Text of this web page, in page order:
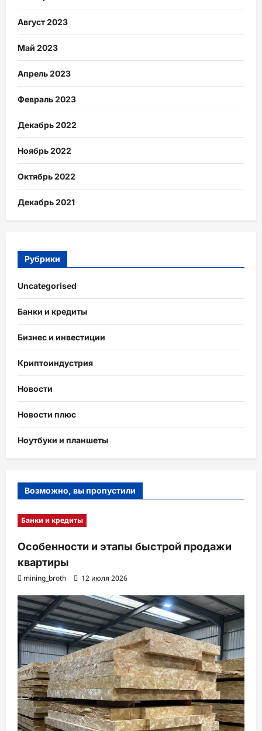
Август 2023
Май 2023
Апрель 2023
Февраль 2023
Декабрь 2022
Ноябрь 2022
Октябрь 2022
Декабрь 2021
Рубрики
Uncategorised
Банки и кредиты
Бизнес и инвестиции
Криптоиндустрия
Новости
Новости плюс
Ноутбуки и планшеты
Возможно, вы пропустили
Банки и кредиты
Особенности и этапы быстрой продажи
квартиры
mining_broth 12 июля 2026